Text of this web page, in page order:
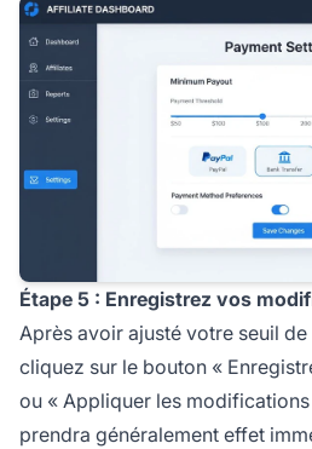
Étape 5 : Enregistrez vos
Après avoir ajusté votre seuil
cliquez sur le bouton «
ou « Appliquer les
prendra généralement effet